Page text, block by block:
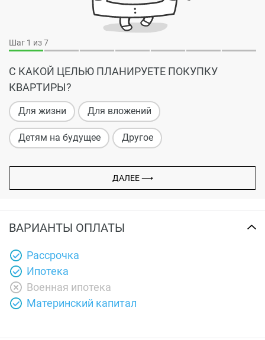
Шаг 1 из 7
С КАКОЙ ЦЕЛЬЮ ПЛАНИРУЕТЕ ПОКУПКУ
КВАРТИРЫ?
Для жизни Для вложений
Детям на будущее Другое
ДАЛЕЕ ⟶
ВАРИАНТЫ ОПЛАТЫ
Рассрочка
Ипотека
Военная ипотека
Материнский капитал